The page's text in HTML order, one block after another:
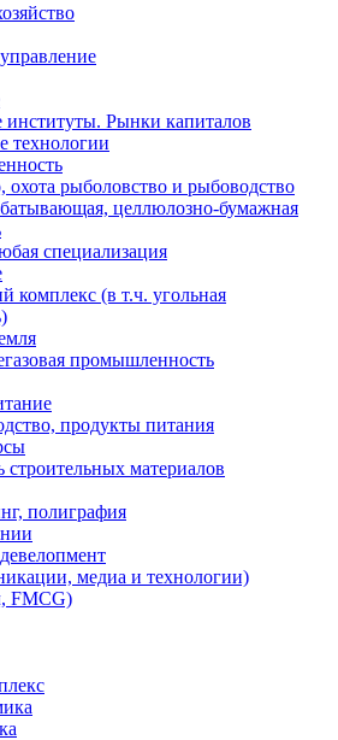
Рынки капиталов
технологии
охота рыболовство и рыбоводство
целлюлозно-бумажная
специализация
комплекс (в т.ч. угольная
промышленность
продукты питания
материалов
полиграфия
медиа и технологии)
FMCG)